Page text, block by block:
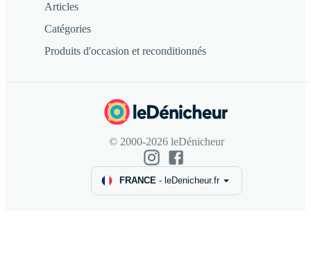
Articles
Catégories
Produits d'occasion et reconditionnés
© 2000-2026 leDénicheur
FRANCE - leDenicheur.fr